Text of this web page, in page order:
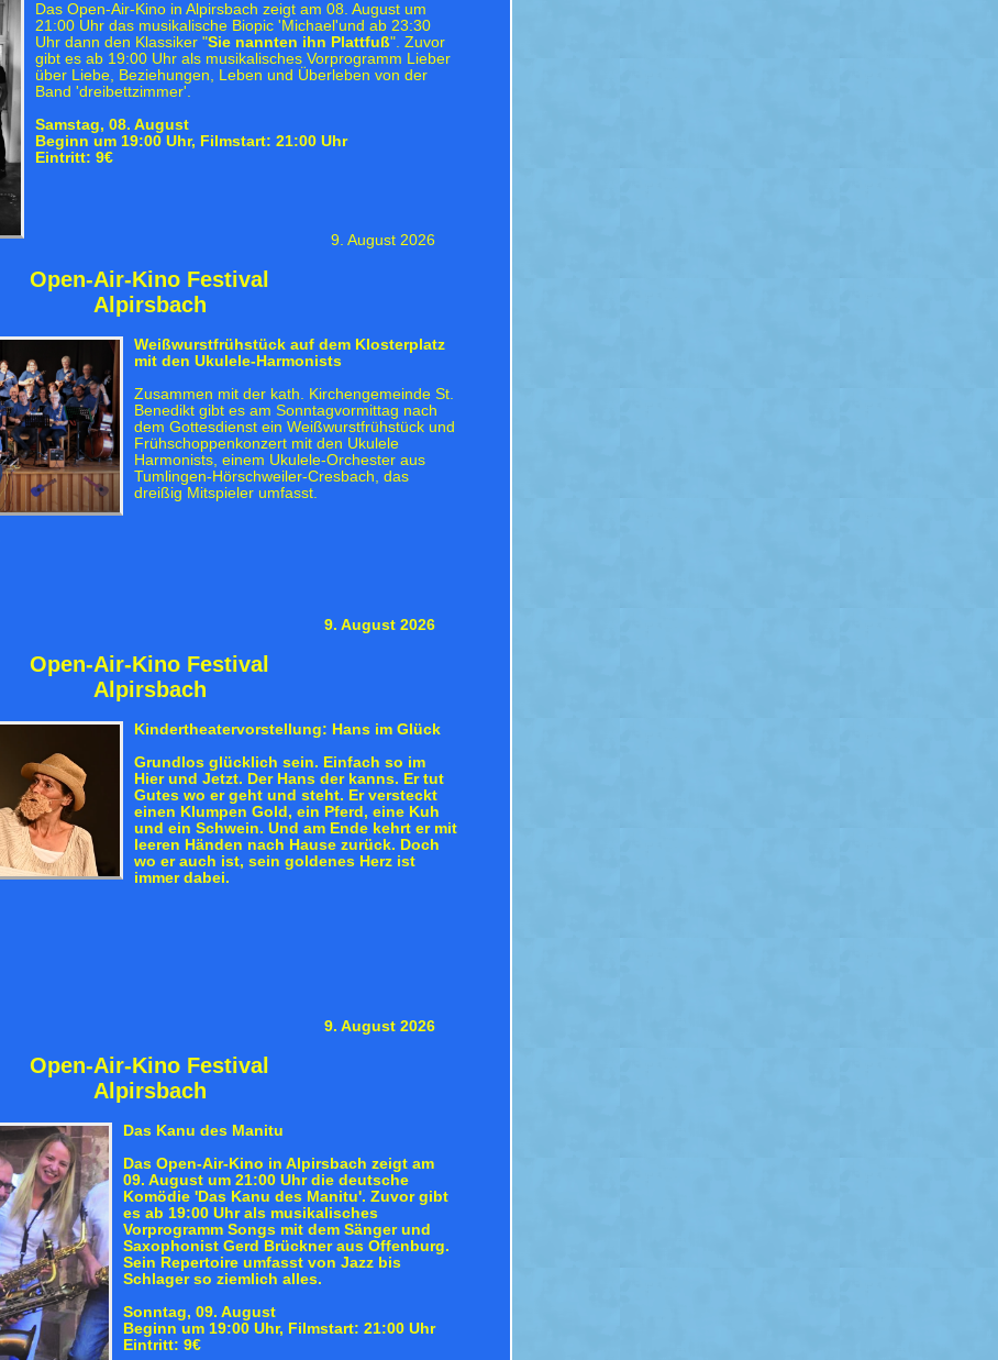
Das Open-Air-Kino in Alpirsbach zeigt am 08. August um
21:00 Uhr das musikalische Biopic 'Michael'und ab 23:30
Uhr dann den Klassiker "Sie nannten ihn Plattfuß". Zuvor
gibt es ab 19:00 Uhr als musikalisches Vorprogramm Lieber
über Liebe, Beziehungen, Leben und Überleben von der
Band 'dreibettzimmer'.
Samstag, 08. August
Beginn um 19:00 Uhr, Filmstart: 21:00 Uhr
Eintritt: 9€
9. August 2026
Open-Air-Kino Festival
Alpirsbach
Weißwurstfrühstück auf dem Klosterplatz
mit den Ukulele-Harmonists
Zusammen mit der kath. Kirchengemeinde St.
Benedikt gibt es am Sonntagvormittag nach
dem Gottesdienst ein Weißwurstfrühstück und
Frühschoppenkonzert mit den Ukulele
Harmonists, einem Ukulele-Orchester aus
Tumlingen-Hörschweiler-Cresbach, das
dreißig Mitspieler umfasst.
9. August 2026
Open-Air-Kino Festival
Alpirsbach
Kindertheatervorstellung: Hans im Glück
Grundlos glücklich sein. Einfach so im
Hier und Jetzt. Der Hans der kanns. Er tut
Gutes wo er geht und steht. Er versteckt
einen Klumpen Gold, ein Pferd, eine Kuh
und ein Schwein. Und am Ende kehrt er mit
leeren Händen nach Hause zurück. Doch
wo er auch ist, sein goldenes Herz ist
immer dabei.
9. August 2026
Open-Air-Kino Festival
Alpirsbach
Das Kanu des Manitu
Das Open-Air-Kino in Alpirsbach zeigt am
09. August um 21:00 Uhr die deutsche
Komödie 'Das Kanu des Manitu'. Zuvor gibt
es ab 19:00 Uhr als musikalisches
Vorprogramm Songs mit dem Sänger und
Saxophonist Gerd Brückner aus Offenburg.
Sein Repertoire umfasst von Jazz bis
Schlager so ziemlich alles.
Sonntag, 09. August
Beginn um 19:00 Uhr, Filmstart: 21:00 Uhr
Eintritt: 9€